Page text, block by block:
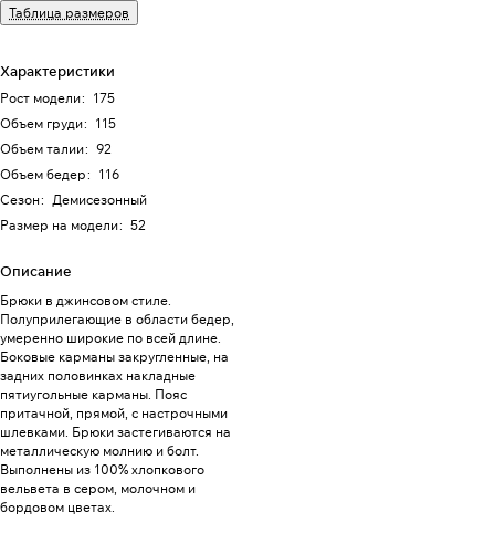
Таблица размеров
Характеристики
Рост модели: 175
Объем груди: 115
Объем талии: 92
Объем бедер: 116
Сезон: Демисезонный
Размер на модели: 52
Описание
Брюки в джинсовом стиле.
Полуприлегающие в области бедер,
умеренно широкие по всей длине.
Боковые карманы закругленные, на
задних половинках накладные
пятиугольные карманы. Пояс
притачной, прямой, с настрочными
шлевками. Брюки застегиваются на
металлическую молнию и болт.
Выполнены из 100% хлопкового
вельвета в сером, молочном и
бордовом цветах.